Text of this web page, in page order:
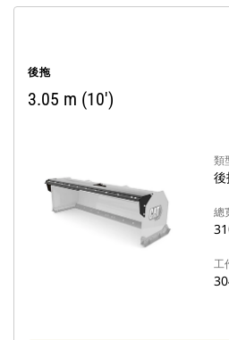
後拖
3.05 m (10')
類
總
工